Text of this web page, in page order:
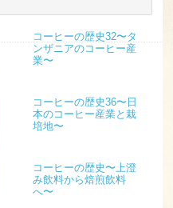
コーヒーの歴史32〜タ
ンザニアのコーヒー産
業〜
コーヒーの歴史36〜日
本のコーヒー産業と栽
培地〜
コーヒーの歴史〜上澄
み飲料から焙煎飲料
へ〜